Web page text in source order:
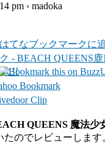
pm › madoka
QUEENS 魔法
のでレビューします